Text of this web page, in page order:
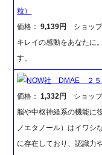
粒）
価格：9,139円
ショップ
キレイの感動をあなたに
す。
NOW社 DMAE ２
価格：1,332円
ショップ
脳や中枢神経系の機能に
ノエタノール）はイワシ
に存在しており、認識力